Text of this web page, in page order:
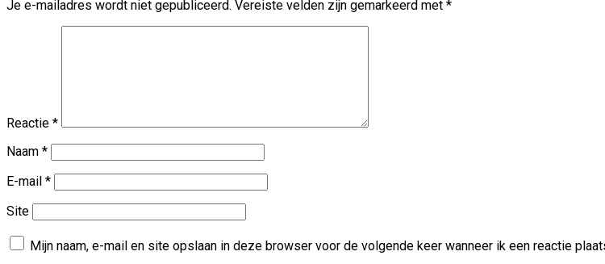
Je e-mailadres wordt niet gepubliceerd. Vereiste velden zijn gemarkeerd met *
Reactie *
Naam *
E-mail *
Site
Mijn naam, e-mail en site opslaan in deze browser voor de volgende keer wanneer ik een reactie